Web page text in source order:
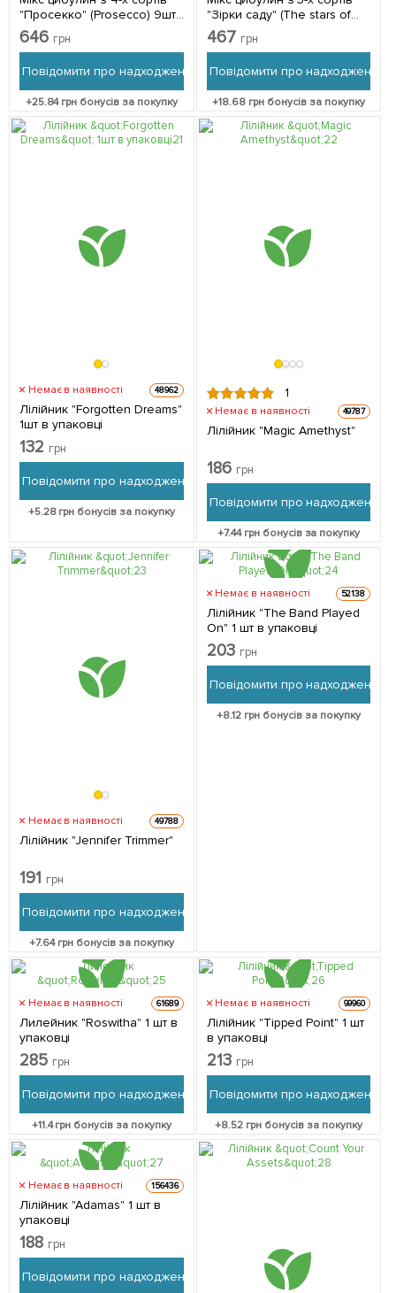
"Просекко" (Prosecco) 9шт
цибулин
646 грн
Повідомити про надходження
+25.84грн бонусів за покупку
"Зірки саду" (The stars of
the garden) 11шт цибулин
467 грн
Повідомити про надходження
+18.68 грн бонусів за покупку
Немає в наявності 48962
Лілійник "Forgotten Dreams"
1шт в упаковці
132 грн
Повідомити про надходження
+5.28грн бонусів за покупку
1
Немає в наявності 49787
Лілійник "Magic Amethyst"
186 грн
Повідомити про надходження
+7.44грн бонусів за покупку
Немає в наявності 49788
Лілійник "Jennifer Trimmer"
191 грн
Повідомити про надходження
+7.64грн бонусів за покупку
Немає в наявності 52138
Лілійник "The Band Played
On" 1 шт в упаковці
203 грн
Повідомити про надходження
+8.12 грн бонусів за покупку
Немає в наявності 61689
Лилейник "Roswitha" 1 шт в
упаковці
285 грн
Повідомити про надходження
+11.4грн бонусів за покупку
Немає в наявності 99960
Лілійник "Tipped Point" 1 шт
в упаковці
213 грн
Повідомити про надходження
+8.52 грн бонусів за покупку
Немає в наявності 156436
Лілійник "Adamas" 1 шт в
упаковці
188 грн
Повідомити про надходження